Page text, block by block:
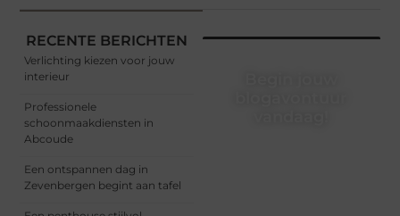
RECENTE BERICHTEN
Verlichting kiezen voor jouw
interieur
Professionele
schoonmaakdiensten in
Abcoude
Een ontspannen dag in
Zevenbergen begint aan tafel